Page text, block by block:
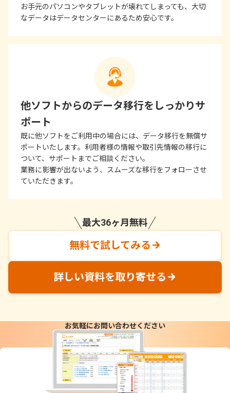
お手元のパソコンやタブレットが壊れてしまっても、大切
なデータはデータセンターにあるため安心です。
他ソフトからのデータ移行をしっかりサ
ポート
既に他ソフトをご利用中の場合には、データ移行を無償サ
ポートいたします。利用者様の情報や取引先情報の移行に
ついて、サポートまでご相談ください。
業務に影響が出ないよう、スムーズな移行をフォローさせ
ていただきます。
最大36ヶ月無料
無料で試してみる
詳しい資料を取り寄せる
お気軽にお問い合わせください